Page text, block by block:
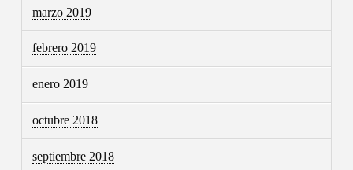
marzo 2019
febrero 2019
enero 2019
octubre 2018
septiembre 2018